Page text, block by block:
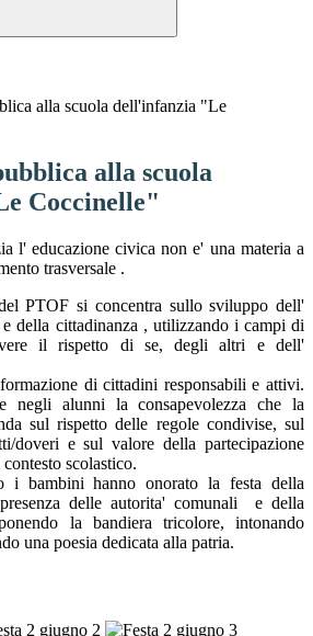
alla scuola dell'infanzia "Le
alla scuola
Coccinelle"
l' educazione civica non e' una materia a
trasversale .
PTOF si concentra sullo sviluppo dell'
della cittadinanza , utilizzando i campi di
il rispetto di se, degli altri e dell'
di cittadini responsabili e attivi.
negli alunni la consapevolezza che la
sul rispetto delle regole condivise, sul
doveri e sul valore della partecipazione
scolastico.
i bambini hanno onorato la festa della
delle autorita' comunali e della
la bandiera tricolore, intonando
una poesia dedicata alla patria.